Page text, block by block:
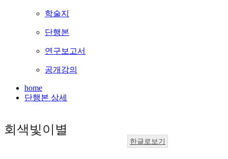
학술지
단행본
연구보고서
공개강의
home
단행본 상세
회색빛이별
한글로보기